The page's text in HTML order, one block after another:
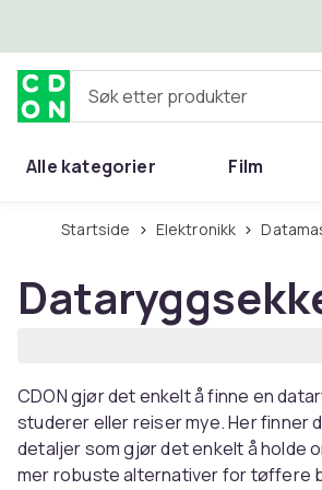
Søk etter produkter
Alle kategorier Film
Startside Elektronikk
CDON gjør det enkelt å finne en
studerer eller reiser mye. Her finner
detaljer som gjør det enkelt å holde
mer robuste alternativer for tøffere